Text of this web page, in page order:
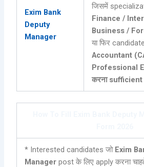
Exim Bank
Deputy
Manager
जिसमें
Finance /
Business /
या फिर
Accountant
Professional
करना sufficient
* Interested candidates जो Exim
Manager post के लिए apply करना